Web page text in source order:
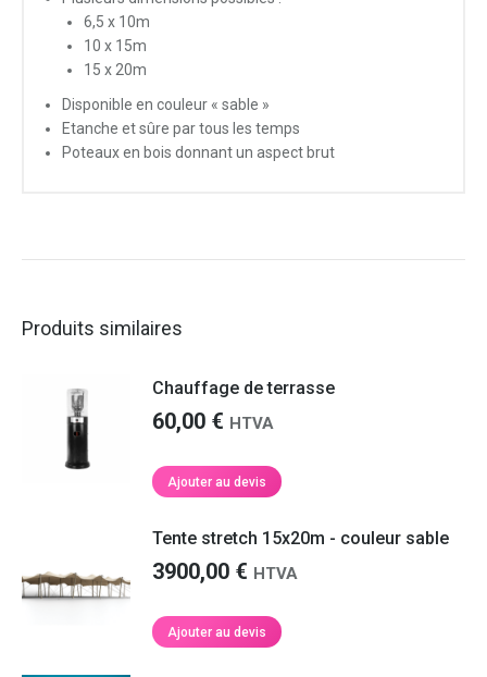
6,5 x 10m
10 x 15m
15 x 20m
Disponible en couleur « sable »
Etanche et sûre par tous les temps
Poteaux en bois donnant un aspect brut
Produits similaires
Chauffage de terrasse
60,00 € HTVA
Ajouter au devis
Tente stretch 15x20m - couleur sable
3900,00 € HTVA
Ajouter au devis